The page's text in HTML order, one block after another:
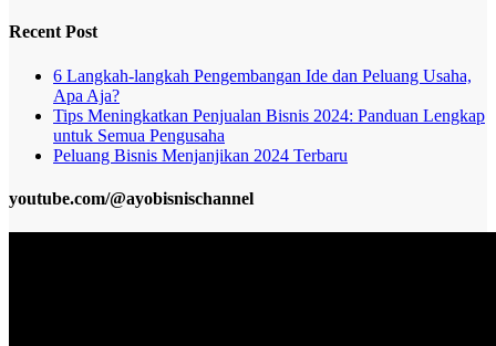
Recent Post
6 Langkah-langkah Pengembangan Ide dan Peluang Usaha,
Apa Aja?
Tips Meningkatkan Penjualan Bisnis 2024: Panduan Lengkap
untuk Semua Pengusaha
Peluang Bisnis Menjanjikan 2024 Terbaru
youtube.com/@ayobisnischannel